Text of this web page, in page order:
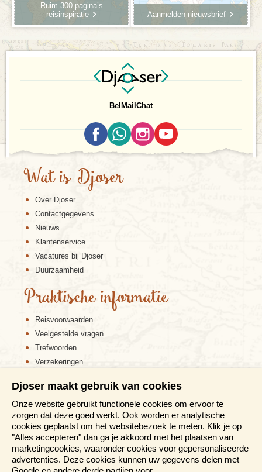
Ruim 300 pagina’s
reisinspiratie
Aanmelden nieuwsbrief
Bel Mail Chat
Wat is Djoser
Over Djoser
Contactgegevens
Nieuws
Klantenservice
Vacatures bij Djoser
Duurzaamheid
Praktische informatie
Reisvoorwaarden
Veelgestelde vragen
Trefwoorden
Verzekeringen
Disclaimer
Cookiebeleid
Privacy verklaring
Reis en boek met Djoser zekerheid
Meer weten?
Djoser maakt gebruik van cookies
Onze website gebruikt functionele cookies om ervoor te
zorgen dat deze goed werkt. Ook worden er analytische
cookies geplaatst om het websitebezoek te meten. Klik je op
"Alles accepteren" dan ga je akkoord met het plaatsen van
marketingcookies, waaronder cookies voor gepersonaliseerde
advertenties. Deze cookies kunnen uw gegevens delen met